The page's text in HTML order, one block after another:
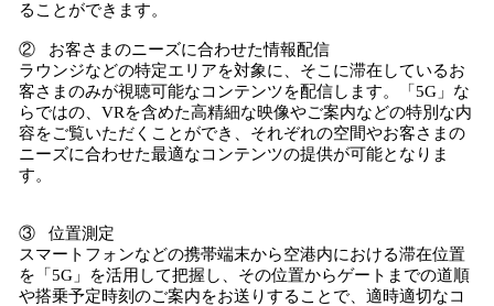
ることができます。
② お客さまのニーズに合わせた情報配信
ラウンジなどの特定エリアを対象に、そこに滞在しているお
客さまのみが視聴可能なコンテンツを配信します。「5G」な
らではの、VRを含めた高精細な映像やご案内などの特別な内
容をご覧いただくことができ、それぞれの空間やお客さまの
ニーズに合わせた最適なコンテンツの提供が可能となりま
す。
③ 位置測定
スマートフォンなどの携帯端末から空港内における滞在位置
を「5G」を活用して把握し、その位置からゲートまでの道順
や搭乗予定時刻のご案内をお送りすることで、適時適切なコ